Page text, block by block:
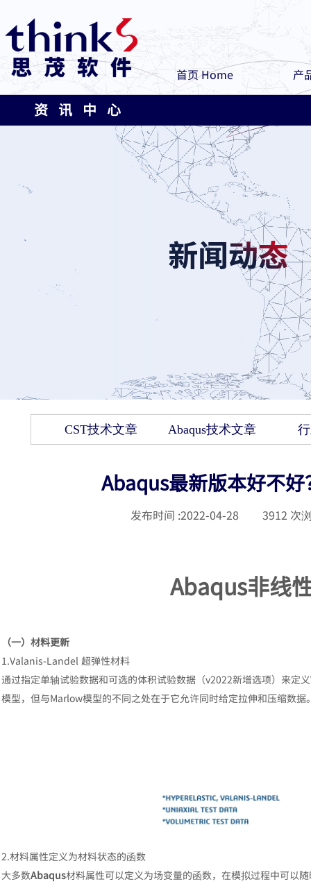
首页 Home 产
资 讯 中 心
CST技术文章 Abaqus技术文章
Abaqus最新版本好不
发布时间 :2022-04-28 3912 次
Abaqus非线
（一）材料更新
1.Valanis-Landel 超弹性材料
通过指定单轴试验数据和可选的体积试验数据（v2022新增选项）来
模型，但与Marlow模型的不同之处在于它允许同时给定拉伸和压缩数据
2.材料属性定义为材料状态的函数
大多数Abaqus材料属性可以定义为场变量的函数，在模拟过程中可以